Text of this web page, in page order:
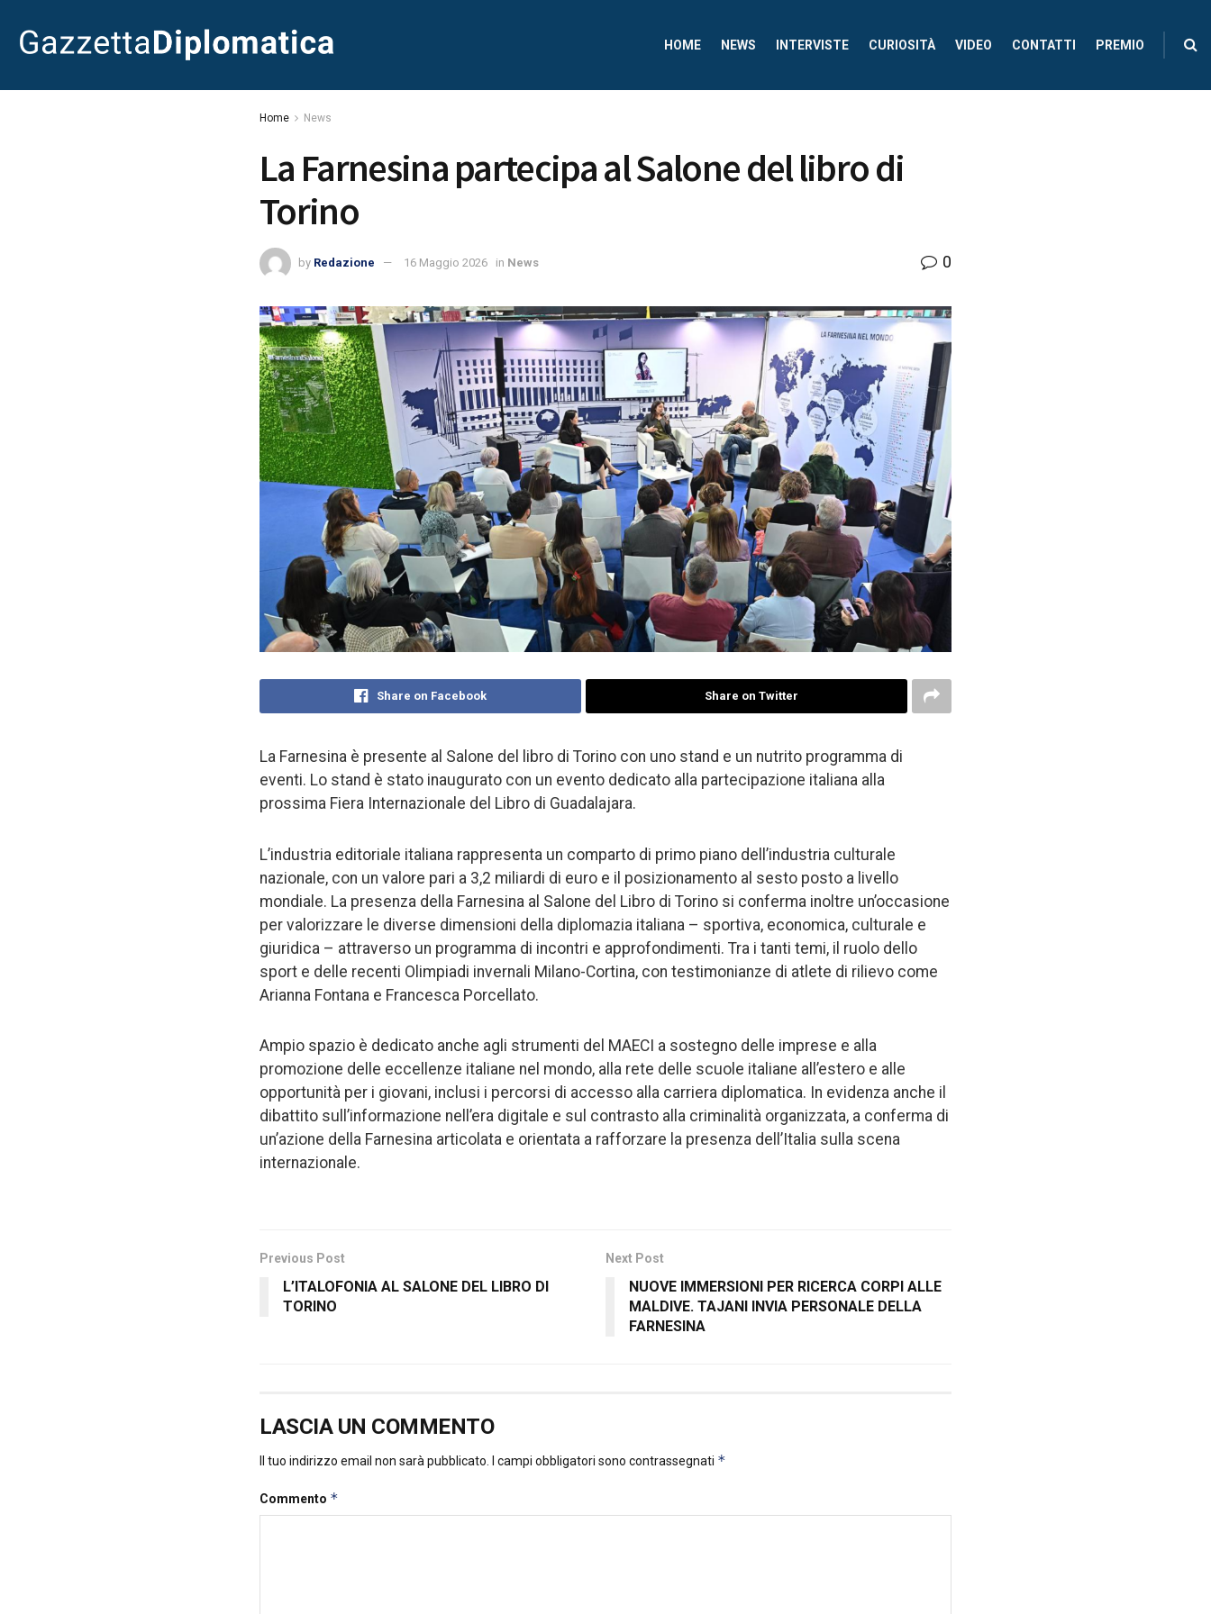
HOME NEWS INTERVISTE CURIOSITÀ VIDEO CONTATTI PREMIO
Home News
La Farnesina partecipa al Salone del libro di
Torino
by Redazione 16 Maggio 2026 in News 0
Share on Facebook Share on Twitter
La Farnesina è presente al Salone del libro di Torino con uno stand e un nutrito programma di
eventi. Lo stand è stato inaugurato con un evento dedicato alla partecipazione italiana alla
prossima Fiera Internazionale del Libro di Guadalajara.
L’industria editoriale italiana rappresenta un comparto di primo piano dell’industria culturale
nazionale, con un valore pari a 3,2 miliardi di euro e il posizionamento al sesto posto a livello
mondiale. La presenza della Farnesina al Salone del Libro di Torino si conferma inoltre un’occasione
per valorizzare le diverse dimensioni della diplomazia italiana – sportiva, economica, culturale e
giuridica – attraverso un programma di incontri e approfondimenti. Tra i tanti temi, il ruolo dello
sport e delle recenti Olimpiadi invernali Milano-Cortina, con testimonianze di atlete di rilievo come
Arianna Fontana e Francesca Porcellato.
Ampio spazio è dedicato anche agli strumenti del MAECI a sostegno delle imprese e alla
promozione delle eccellenze italiane nel mondo, alla rete delle scuole italiane all’estero e alle
opportunità per i giovani, inclusi i percorsi di accesso alla carriera diplomatica. In evidenza anche il
dibattito sull’informazione nell’era digitale e sul contrasto alla criminalità organizzata, a conferma di
un’azione della Farnesina articolata e orientata a rafforzare la presenza dell’Italia sulla scena
internazionale.
Previous Post
L’ITALOFONIA AL SALONE DEL LIBRO DI
TORINO
Next Post
NUOVE IMMERSIONI PER RICERCA CORPI ALLE
MALDIVE. TAJANI INVIA PERSONALE DELLA
FARNESINA
LASCIA UN COMMENTO
Il tuo indirizzo email non sarà pubblicato. I campi obbligatori sono contrassegnati *
Commento *